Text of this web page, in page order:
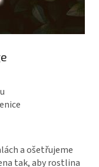
a ošetřujeme
tak, aby rostlina